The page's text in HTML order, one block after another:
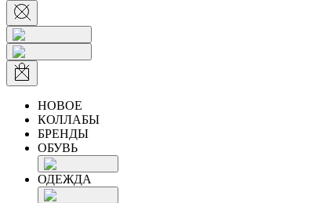
НОВОЕ
КОЛЛАБЫ
БРЕНДЫ
ОБУВЬ
ОДЕЖДА